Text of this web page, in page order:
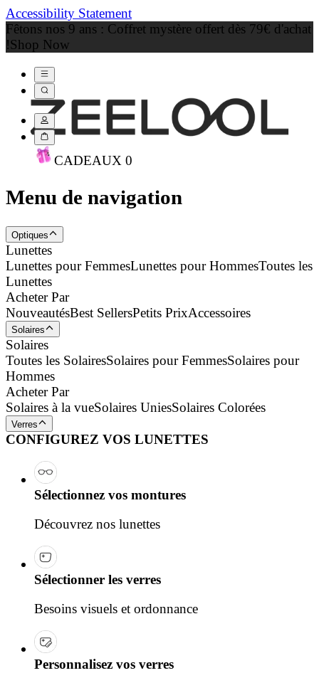
Accessibility Statement
Fêtons nos 9 ans : Coffret mystère offert dès 79€ d'achat
!Shop Now
CADEAUX 0
Menu de navigation
Optiques
Lunettes
Lunettes pour FemmesLunettes pour HommesToutes les
Lunettes
Acheter Par
NouveautésBest SellersPetits PrixAccessoires
Solaires
Solaires
Toutes les SolairesSolaires pour FemmesSolaires pour
Hommes
Acheter Par
Solaires à la vueSolaires UniesSolaires Colorées
Verres
CONFIGUREZ VOS LUNETTES
Sélectionnez vos montures
Découvrez nos lunettes
Sélectionner les verres
Besoins visuels et ordonnance
Personnalisez vos verres